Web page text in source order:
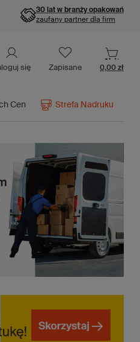
30 lat w branży opakowań
zaufany partner dla firm
się Zapisane 0,00 zł
Cen Strefa Nadruku